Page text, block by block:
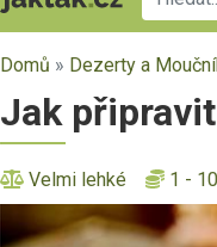
Domů » Dezerty a
Jak
Velmi lehké 1 -